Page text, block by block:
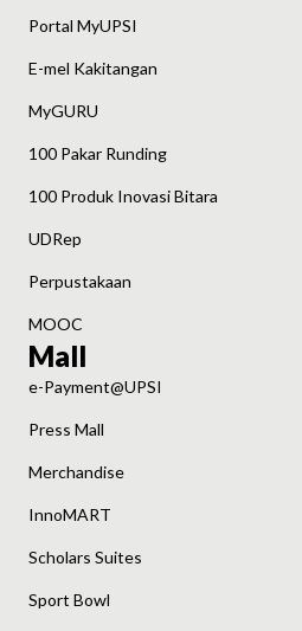
Portal MyUPSI
E-mel Kakitangan
MyGURU
100 Pakar Runding
100 Produk Inovasi Bitara
UDRep
Perpustakaan
MOOC
Mall
e-Payment@UPSI
Press Mall
Merchandise
InnoMART
Scholars Suites
Sport Bowl